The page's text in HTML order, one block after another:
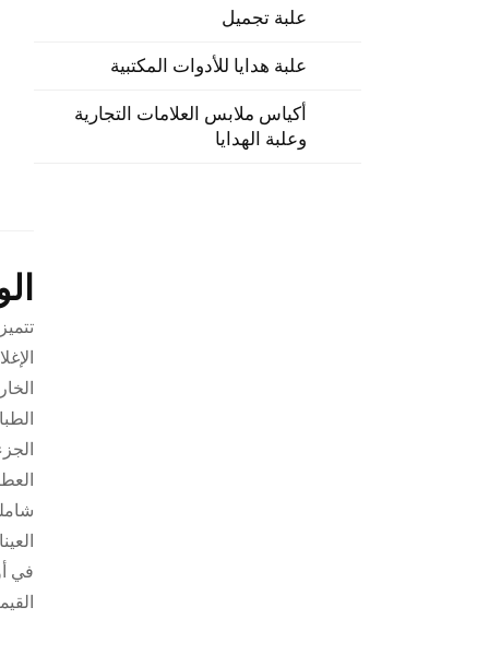
علبة تجميل
علبة هدايا للأدوات المكتبية
أكياس ملابس العلامات التجارية
وعلبة الهدايا
في